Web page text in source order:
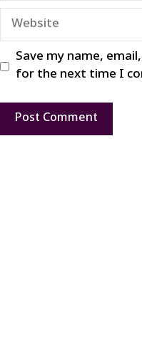
Website
Save my name,
for the next time I